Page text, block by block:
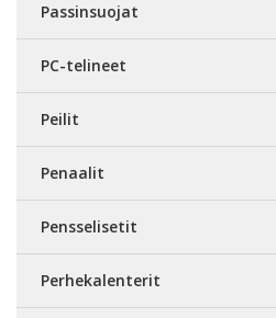
Passinsuojat
PC-telineet
Peilit
Penaalit
Pensselisetit
Perhekalenterit